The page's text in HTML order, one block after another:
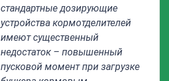
стандартные дозирующие
устройства кормотделителей
имеют существенный
недостаток – повышенный
пусковой момент при загрузке